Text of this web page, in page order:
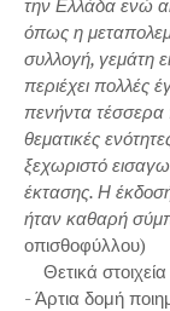
την Ελλάδα ενώ
όπως η
συλλογή, γεμάτη
περιέχει πολλές
πενήντα τέσσερα
θεματικές
ξεχωριστό
έκτασης. Η
ήταν καθαρή
οπισθοφύλλου)
Θετικά στοιχεία
- Άρτια δομή